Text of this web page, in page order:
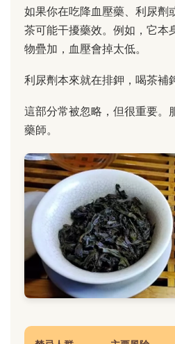
如果你在吃降血壓藥、利尿劑
茶可能干擾藥效。例如，它本
物疊加，血壓會掉太低。
利尿劑本來就在排鉀，喝茶補
這部分常被忽略，但很重要。
藥師。